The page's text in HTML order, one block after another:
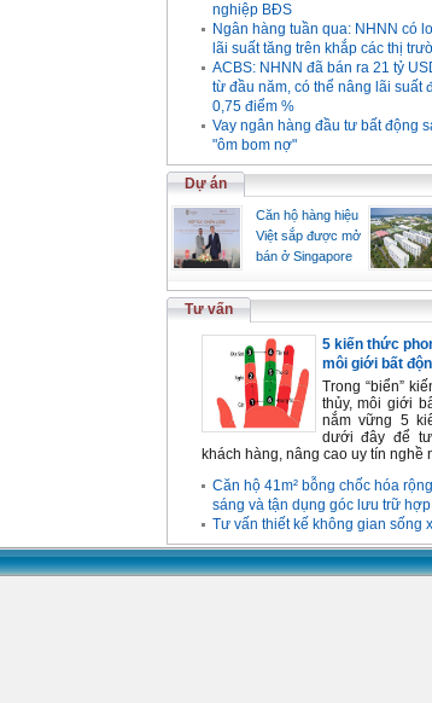
nghiệp BĐS
Ngân hàng tuần qua: NHNN có
lãi suất tăng trên khắp các thị
ACBS: NHNN đã bán ra 21 tỷ
từ đầu năm, có thể nâng lãi suất
0,75 điểm %
Vay ngân hàng đầu tư bất động
"ôm bom nợ"
Dự án
Căn hộ hàng hiệu
Việt sắp được mở
bán ở Singapore
Tư vấn
5 kiến thức
môi giới bất
Trong “biển”
thủy, môi giới
nắm vững 5
dưới đây để
khách hàng, nâng cao uy tín nghề
Căn hộ 41m² bỗng chốc hóa
sáng và tận dụng góc lưu trữ
Tư vấn thiết kế không gian sống